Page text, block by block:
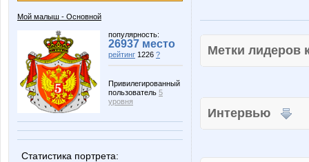
Мой малыш - Основной
популярность:
26937 место
рейтинг 1226 ?
Привилегированный
пользователь 5
уровня
Статистика портрета:
Метки
Интервью